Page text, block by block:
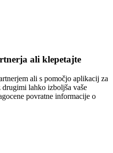
ali klepetajte
ali s pomočjo aplikacij za
lahko izboljša vaše
povratne informacije o